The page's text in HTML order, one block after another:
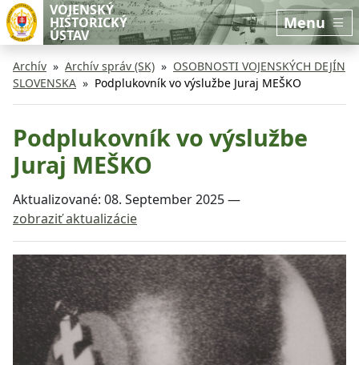
Preskočiť na hlavný obsah
Preskočiť na bočnú lištu
VOJENSKÝ
HISTORICKÝ
ÚSTAV
Menu
Archív Archív správ (SK)
OSOBNOSTI VOJENSKÝCH DEJÍN
SLOVENSKA
Podplukovník vo výslužbe Juraj MEŠKO
Podplukovník vo výslužbe
Juraj MEŠKO
Aktualizované: 08. September 2025—
zobraziť aktualizácie